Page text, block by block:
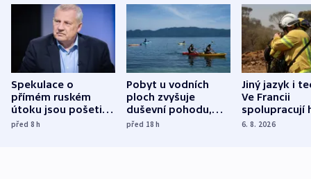
Spekulace o
přímém ruském
útoku jsou pošetilé,
míní estonský
před 8h
Pobyt u vodních
ploch zvyšuje
duševní pohodu,
ukázala
před 18h
Jiný jazyk i
Ve Francii
spolupracují
různých zemí
6. 8. 2026